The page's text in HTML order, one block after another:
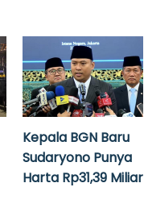
Kepala BGN Baru
Sudaryono Punya
Harta Rp31,39 Miliar